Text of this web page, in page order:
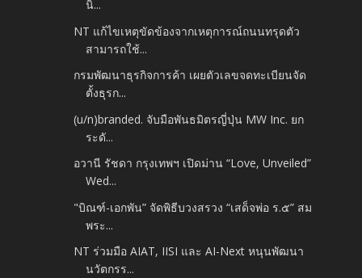
นิ...
NT แก้ไขเหตุขัดข้องจากเหตุการณ์ถนนทรุดตัว
สามารถใช้...
กรมพัฒนาธุรกิจการค้า เผยตัวเลขจดทะเบียนจัด
ตั้งธุรก...
(u/n)branded. จับมือพันธมิตรญี่ปุ่น MW Inc. ยก
ระดั...
อวานี รัชดา กรุงเทพฯ เปิดม่าน “Love, Unveiled”
Wed...
"บิณฑ์-เอกพัน” จัดพิธีบวงสรวง “เสด็จพ่อ ร.๕” สม
พระ...
NT ร่วมมือ AIAT, IISI และ AI-Next หนุนพัฒนา
นวัตกรร...